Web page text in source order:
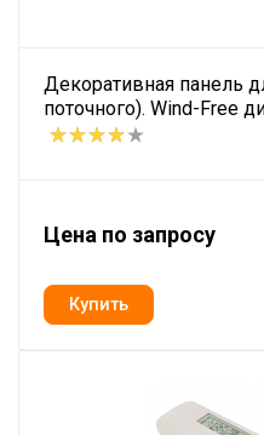
Декоративная панель
поточного). Wind-Free
Цена по запросу